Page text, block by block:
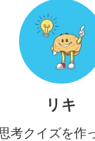
リキ
考クイズを作